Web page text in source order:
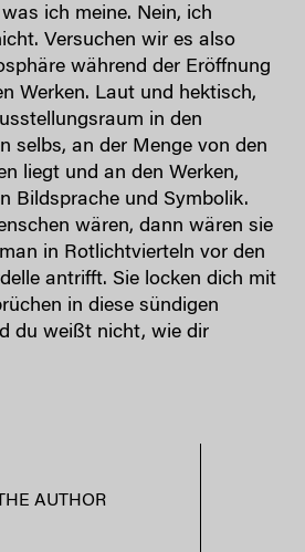
ich meine. Nein, ich
Versuchen wir es also
während der Eröffnung
Werken. Laut und hektisch,
in den
selbs, an der Menge von den
liegt und an den Werken,
Bildsprache und Symbolik.
wären, dann wären sie
in Rotlichtvierteln vor den
antrifft. Sie locken dich mit
in diese sündigen
du weißt nicht, wie dir
AUTHOR